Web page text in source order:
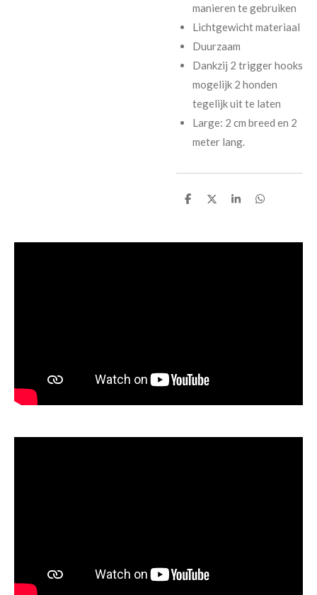
manieren te gebruiken
Lichtgewicht materiaal
Duurzaam
Dankzij 2 trigger hooks
mogelijk 2 honden
tegelijk uit te laten
Large: 2 cm breed en 2
meter lang.
D
n
D
S
e
D
n